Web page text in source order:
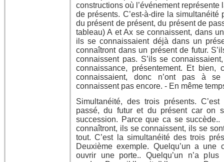
constructions où l’événement
de présents. C’est-à-dire la simultanéité
du présent de présent, du présent de
tableau) A et Ax se connaissent, dans
ils se connaissaient déjà dans un
connaîtront dans un présent de futur.
connaissent pas. S’ils se
connaissance, présentement. Et bien,
connaissaient, donc n’ont pas à
connaissent pas encore. - En même
Simultanéité, des trois présents.
passé, du futur et du présent car on
succession. Parce que ca se
connaîtront, ils se connaissent, ils se
tout. C’est la simultanéité des trois
Deuxième exemple. Quelqu’un a
ouvrir une porte.. Quelqu’un n’a